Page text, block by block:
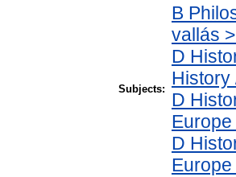
Subjects:
B
vallás
D
History
D
D